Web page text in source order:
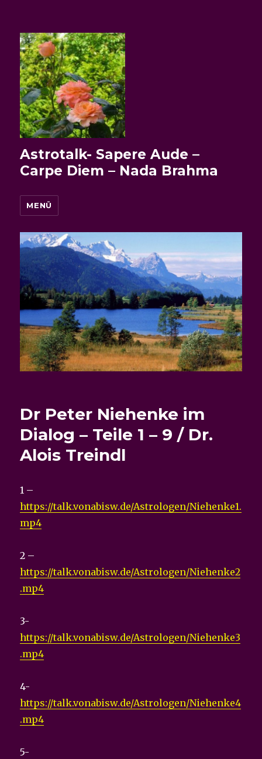
Astrotalk- Sapere Aude –
Carpe Diem – Nada Brahma
MENÜ
Dr Peter Niehenke im
Dialog – Teile 1 – 9 / Dr.
Alois Treindl
1 –
https://talk.vonabisw.de/Astrologen/Niehenke1.
mp4
2 –
https://talk.vonabisw.de/Astrologen/Niehenke2
.mp4
3-
https://talk.vonabisw.de/Astrologen/Niehenke3
.mp4
4-
https://talk.vonabisw.de/Astrologen/Niehenke4
.mp4
5-